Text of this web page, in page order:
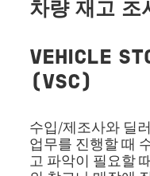
차량 재고 조
VEHICLE
(VSC)
수입/제조사와 딜
업무를 진행할 때
고 파악이 필요할